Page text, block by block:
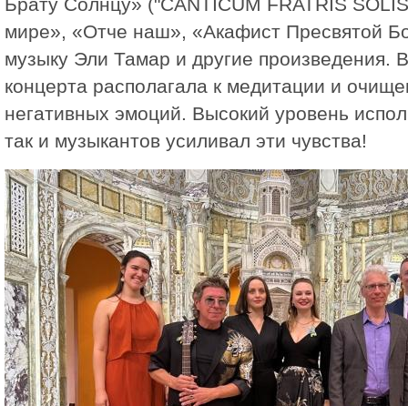
Брату Солнцу» ("CANTICUM FRATRIS
мире», «Отче наш», «Акафист Пресвятой
музыку Эли Тамар и другие произведения.
концерта располагала к медитации и
негативных эмоций. Высокий уровень
так и музыкантов усиливал эти чувства!